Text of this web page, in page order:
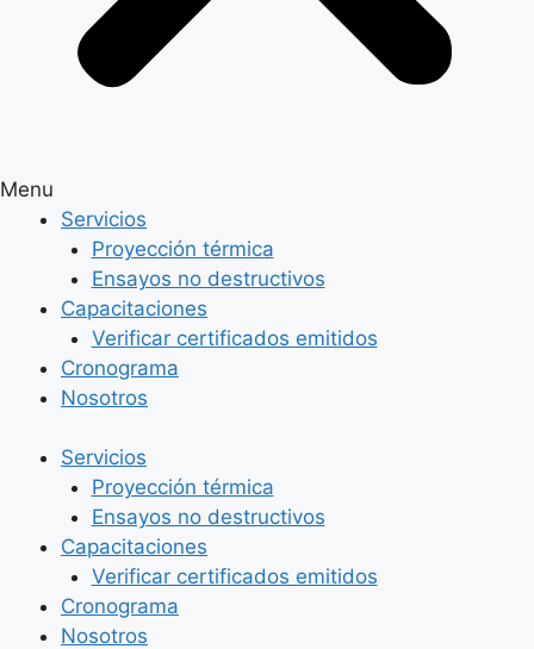
Menu
Servicios
Proyección térmica
Ensayos no destructivos
Capacitaciones
Verificar certificados emitidos
Cronograma
Nosotros
Servicios
Proyección térmica
Ensayos no destructivos
Capacitaciones
Verificar certificados emitidos
Cronograma
Nosotros